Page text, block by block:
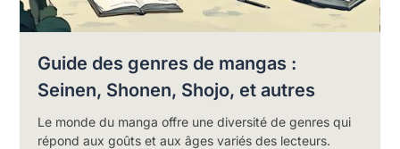
Guide des genres de mangas :
Seinen, Shonen, Shojo, et autres
Le monde du manga offre une diversité de genres qui
répond aux goûts et aux âges variés des lecteurs.